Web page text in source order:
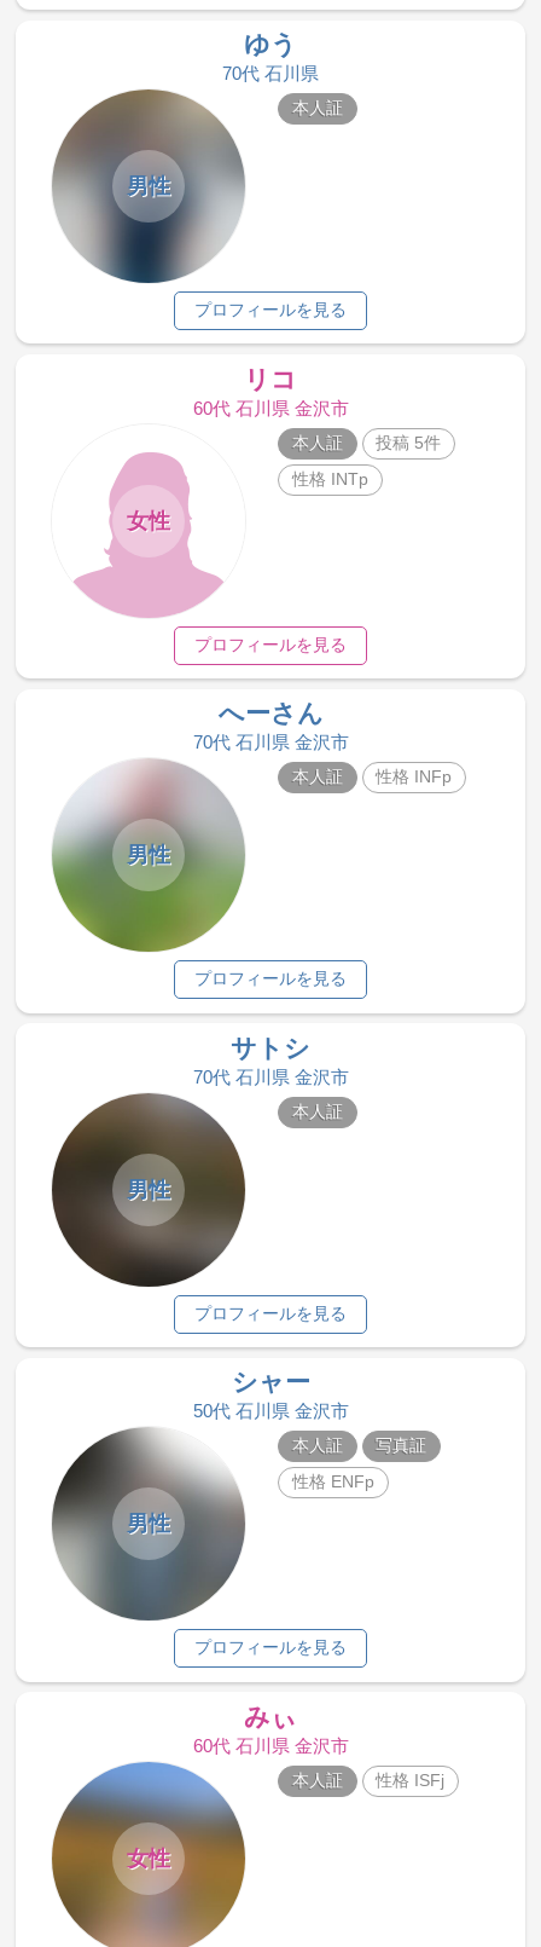
ゆう
70代 石川県
男性
本人証
プロフィールを見る
リコ
60代 石川県 金沢市
女性
本人証
投稿 5件
性格 INTp
プロフィールを見る
へーさん
70代 石川県 金沢市
男性
本人証 性格 INFp
プロフィールを見る
サトシ
70代 石川県 金沢市
男性
本人証
プロフィールを見る
シャー
50代 石川県 金沢市
男性
本人証
写真証
性格 ENFp
プロフィールを見る
みぃ
60代 石川県 金沢市
女性
本人証 性格 ISFj